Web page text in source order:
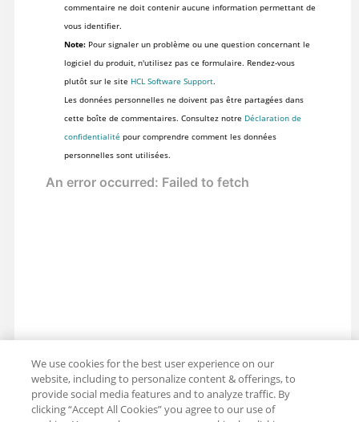
commentaire ne doit contenir aucune information permettant de
vous identifier.
Note:Pour signaler un problème ou une question concernant le
logiciel du produit, n'utilisez pas ce formulaire. Rendez-vous
plutôt sur le site HCL Software Support.
Les données personnelles ne doivent pas être partagées dans
cette boîte de commentaires. Consultez notre Déclaration de
confidentialité pour comprendre comment les données
personnelles sont utilisées.
We use cookies for the best user experience on our
website, including to personalize content & offerings, to
provide social media features and to analyze traffic. By
clicking “Accept All Cookies” you agree to our use of